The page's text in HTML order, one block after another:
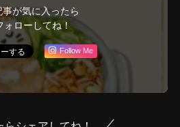
事が気に入ったら
ローしてね！
Follow Me